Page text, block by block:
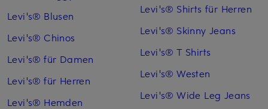
Levi's® Blusen
Levi's® Chinos
Levi's® für Damen
Levi's® für Herren
Levi's® Hemden
Levi's® Shirts für Herren
Levi's® Skinny Jeans
Levi's® T Shirts
Levi's® Westen
Levi's® Wide Leg Jeans